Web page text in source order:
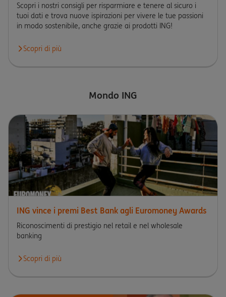
Scopri i nostri consigli per risparmiare e tenere al sicuro i
tuoi dati e trova nuove ispirazioni per vivere le tue passioni
in modo sostenibile, anche grazie ai prodotti ING!
Scopri di più
Mondo ING
ING vince i premi Best Bank agli Euromoney Awards
Riconoscimenti di prestigio nel retail e nel wholesale
banking
Scopri di più
Scopri di più circa ING vince i premi Best Bank agli Euromoney